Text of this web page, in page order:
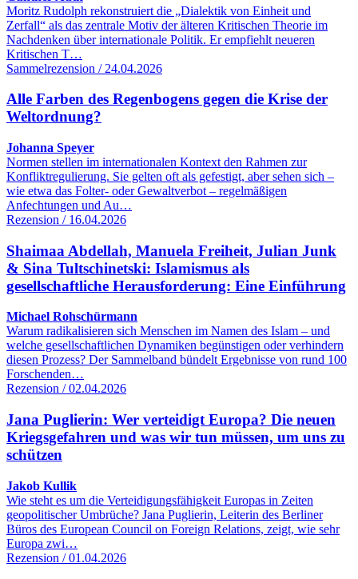
Moritz Rudolph rekonstruiert die „Dialektik von Einheit und
Zerfall“ als das zentrale Motiv der älteren Kritischen Theorie im
Nachdenken über internationale Politik. Er empfiehlt neueren
Kritischen T…
Sammelrezension / 24.04.2026
Alle Farben des Regenbogens gegen die Krise der
Weltordnung?
Johanna Speyer
Normen stellen im internationalen Kontext den Rahmen zur
Konfliktregulierung. Sie gelten oft als gefestigt, aber sehen sich –
wie etwa das Folter- oder Gewaltverbot – regelmäßigen
Anfechtungen und Au…
Rezension / 16.04.2026
Shaimaa Abdellah, Manuela Freiheit, Julian Junk
& Sina Tultschinetski: Islamismus als
gesellschaftliche Herausforderung: Eine Einführung
Michael Rohschürmann
Warum radikalisieren sich Menschen im Namen des Islam – und
welche gesellschaftlichen Dynamiken begünstigen oder verhindern
diesen Prozess? Der Sammelband bündelt Ergebnisse von rund 100
Forschenden…
Rezension / 02.04.2026
Jana Puglierin: Wer verteidigt Europa? Die neuen
Kriegsgefahren und was wir tun müssen, um uns zu
schützen
Jakob Kullik
Wie steht es um die Verteidigungsfähigkeit Europas in Zeiten
geopolitischer Umbrüche? Jana Puglierin, Leiterin des Berliner
Büros des European Council on Foreign Relations, zeigt, wie sehr
Europa zwi…
Rezension / 01.04.2026